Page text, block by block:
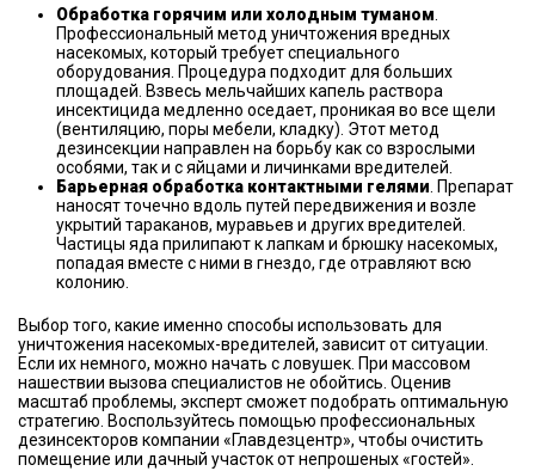
Обработка горячим или холодным туманом
Профессиональный метод уничтожения вредных
насекомых, который требует специального
оборудования. Процедура подходит для больших
площадей. Взвесь мельчайших капель раствора
инсектицида медленно оседает, проникая во все щели
(вентиляцию, поры мебели, кладку). Этот метод
дезинсекции направлен на борьбу как со взрослыми
особями, так и с яйцами и личинками вредителей.
Барьерная обработка контактными гелями . Препарат
наносят точечно вдоль путей передвижения и возле
укрытий тараканов, муравьев и других вредителей.
Частицы яда прилипают к лапкам и брюшку насекомых,
попадая вместе с ними в гнездо, где отравляют всю
колонию.
Выбор того, какие именно способы использовать для
уничтожения насекомых-вредителей, зависит от ситуации.
Если их немного, можно начать с ловушек. При массовом
нашествии вызова специалистов не обойтись. Оценив
масштаб проблемы, эксперт сможет подобрать оптимальную
стратегию. Воспользуйтесь помощью профессиональных
дезинсекторов компании «Главдезцентр», чтобы очистить
помещение или дачный участок от непрошеных «гостей».